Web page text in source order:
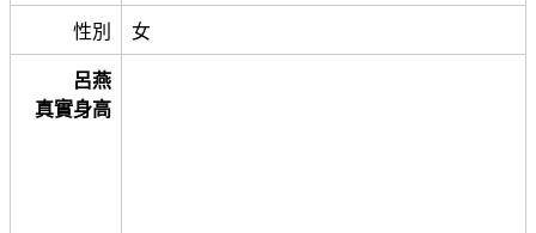
性別 女
呂燕
真實身高